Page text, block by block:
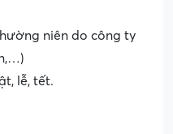
niên do công ty
lễ, tết.